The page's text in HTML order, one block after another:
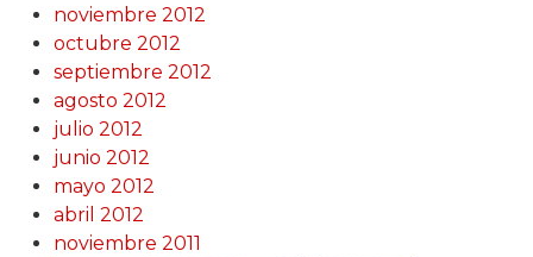
noviembre 2012
octubre 2012
septiembre 2012
agosto 2012
julio 2012
junio 2012
mayo 2012
abril 2012
noviembre 2011